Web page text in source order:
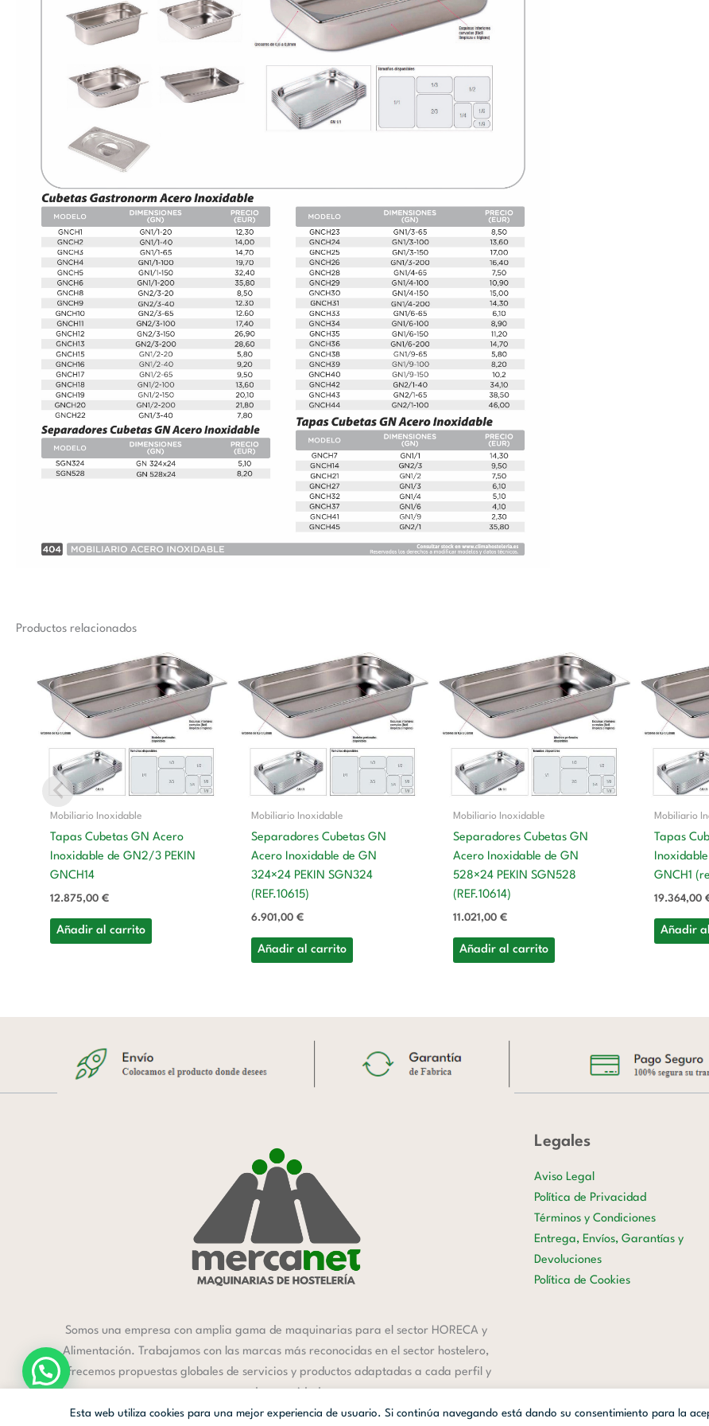
Productos relacionados
Mobiliario Inoxidable
Tapas Cubetas GN Acero
Inoxidable de GN2/3 PEKIN
GNCH14
12.875,00€
Añadir al carrito
Mobiliario Inoxidable
Separadores Cubetas GN
Acero Inoxidable de GN
324×24 PEKIN SGN324
(REF.10615)
6.901,00€
Añadir al carrito
Mobiliario Inoxidable
Separadores Cubetas GN
Acero Inoxidable de GN
528×24 PEKIN SGN528
(REF.10614)
11.021,00 €
Añadir al carrito
Mobiliario
Tapas
GNCH1
19.364,00
Añadir
Somos una empresa con amplia gama de maquinarias para el sector HORECA y
Alimentación. Trabajamos con las marcas más reconocidas en el sector hostelero,
ofrecemos propuestas globales de servicios y productos adaptadas a cada perfil y
Legales
Aviso Legal
Política de Privacidad
Términos y Condiciones
Entrega, Envíos, Garantías y
Devoluciones
Política de Cookies
Esta web utiliza cookies para una mejor experiencia de usuario. Si continúa navegando está dando su consentimiento para la